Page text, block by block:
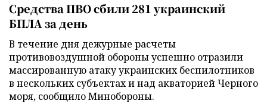
Средства ПВО сбили 281 украинский
БПЛА за день
В течение дня дежурные расчеты
противовоздушной обороны успешно отразили
массированную атаку украинских беспилотников
в нескольких субъектах и над акваторией Черного
моря, сообщило Минобороны.